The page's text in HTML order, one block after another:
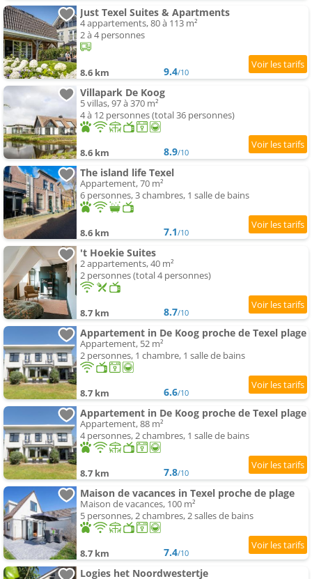
Just Texel Suites & Apartments
4 appartements, 80 à 113 m²
2 à 4 personnes
8.6 km 9.4/10
Villapark De Koog
5 villas, 97 à 370 m²
4 à 12 personnes (total 36 personnes)
8.6 km 8.9/10
The island life Texel
Appartement, 70 m²
6 personnes, 3 chambres, 1 salle de bains
8.6 km 7.1/10
't Hoekie Suites
2 appartements, 40 m²
2 personnes (total 4 personnes)
8.7 km 8.7/10
Appartement in De Koog proche de Texel plage
Appartement, 52 m²
2 personnes, 1 chambre, 1 salle de bains
8.7 km 6.6/10
Appartement in De Koog proche de Texel plage
Appartement, 88 m²
4 personnes, 2 chambres, 1 salle de bains
8.7 km 7.8/10
Maison de vacances in Texel proche de plage
Maison de vacances, 100 m²
5 personnes, 2 chambres, 2 salles de bains
8.7 km 7.4/10
Logies het Noordwestertje